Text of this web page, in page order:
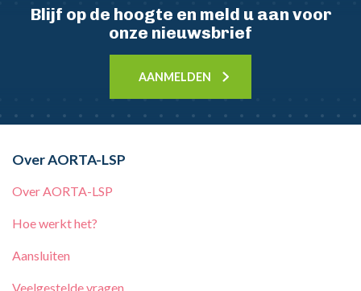
Blijf op de hoogte en meld u aan voor
onze nieuwsbrief
AANMELDEN
Over AORTA-LSP
Over AORTA-LSP
Hoe werkt het?
Aansluiten
Veelgestelde vragen